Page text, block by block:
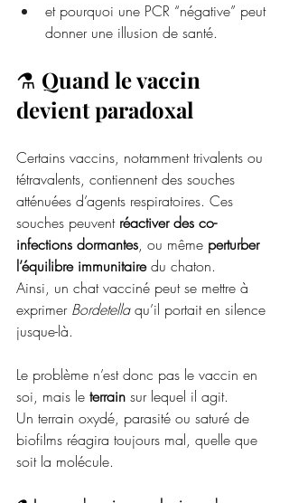
et pourquoi une PCR “négative” peut
donner une illusion de santé.
⚗️ Quand le vaccin
devient paradoxal
Certains vaccins, notamment trivalents ou
tétravalents, contiennent des souches
atténuées d’agents respiratoires. Ces
souches peuvent réactiver des co-
infections dormantes, ou même perturber
l’équilibre immunitaire du chaton.
Ainsi, un chat vacciné peut se mettre à
exprimer Bordetella qu’il portait en silence
jusque-là.
Le problème n’est donc pas le vaccin en
soi, mais le terrain sur lequel il agit.
Un terrain oxydé, parasité ou saturé de
biofilms réagira toujours mal, quelle que
soit la molécule.